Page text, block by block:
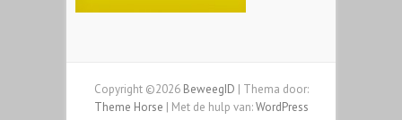
Copyright ©2026 BeweegID | Thema door:
Theme Horse | Met de hulp van:WordPress